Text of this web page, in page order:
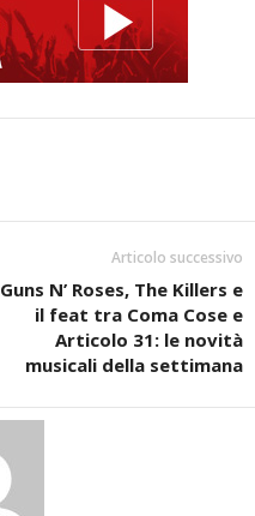
Articolo successivo
Guns N’ Roses, The Killers e
il feat tra Coma Cose e
Articolo 31: le novità
musicali della settimana